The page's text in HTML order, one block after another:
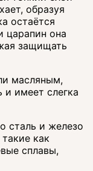
образуя
остаётся
царапин она
защищать
масляным,
и имеет слегка
сталь и железо
как
сплавы,